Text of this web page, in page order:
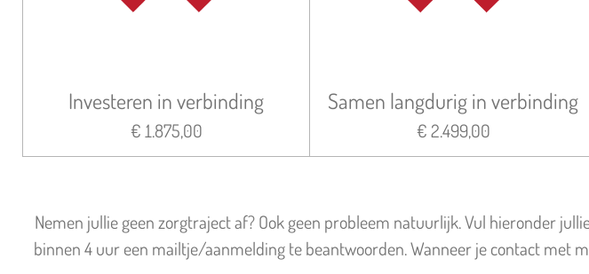
Investeren in verbinding
€ 1.875,00
Samen langdurig in verbinding
€ 2.499,00
Nemen jullie geen zorgtraject af? Ook geen probleem natuurlijk. Vul hieronder
binnen 4 uur een mailtje/aanmelding te beantwoorden. Wanneer je contact met